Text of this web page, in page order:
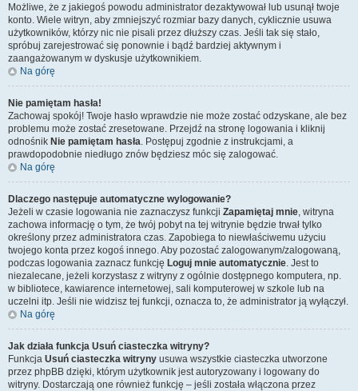
Możliwe, że z jakiegoś powodu administrator dezaktywował lub usunął twoje
konto. Wiele witryn, aby zmniejszyć rozmiar bazy danych, cyklicznie usuwa
użytkowników, którzy nic nie pisali przez dłuższy czas. Jeśli tak się stało,
spróbuj zarejestrować się ponownie i bądź bardziej aktywnym i
zaangażowanym w dyskusje użytkownikiem.
Na górę
Nie pamiętam hasła!
Zachowaj spokój! Twoje hasło wprawdzie nie może zostać odzyskane, ale bez
problemu może zostać zresetowane. Przejdź na stronę logowania i kliknij
odnośnik Nie pamiętam hasła. Postępuj zgodnie z instrukcjami, a
prawdopodobnie niedługo znów będziesz móc się zalogować.
Na górę
Dlaczego następuje automatyczne wylogowanie?
Jeżeli w czasie logowania nie zaznaczysz funkcji Zapamiętaj mnie, witryna
zachowa informację o tym, że twój pobyt na tej witrynie będzie trwał tylko
określony przez administratora czas. Zapobiega to niewłaściwemu użyciu
twojego konta przez kogoś innego. Aby pozostać zalogowanym/zalogowaną,
podczas logowania zaznacz funkcję Loguj mnie automatycznie. Jest to
niezalecane, jeżeli korzystasz z witryny z ogólnie dostępnego komputera, np.
w bibliotece, kawiarence internetowej, sali komputerowej w szkole lub na
uczelni itp. Jeśli nie widzisz tej funkcji, oznacza to, że administrator ją wyłączył.
Na górę
Jak działa funkcja Usuń ciasteczka witryny?
Funkcja Usuń ciasteczka witryny usuwa wszystkie ciasteczka utworzone
przez phpBB dzięki, którym użytkownik jest autoryzowany i logowany do
witryny. Dostarczają one również funkcję – jeśli została włączona przez